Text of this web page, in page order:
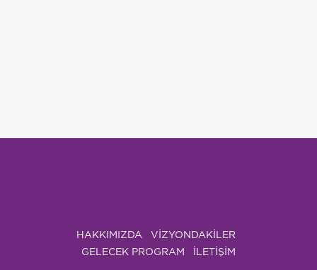
HAKKIMIZDA
VIZYONDAKILER
GELECEK PROGRAM
İLETİŞİM